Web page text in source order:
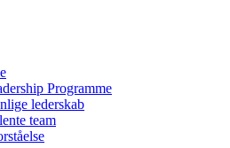
Programme
lederskab
team